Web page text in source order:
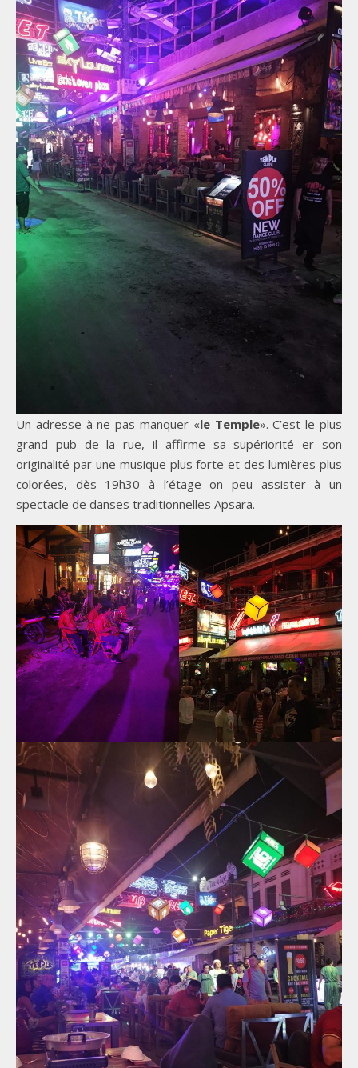
Un adresse à ne pas manquer «le Temple». C’est le plus
grand pub de la rue, il affirme sa supériorité er son
originalité par une musique plus forte et des lumières plus
colorées, dès 19h30 à l’étage on peu assister à un
spectacle de danses traditionnelles Apsara.